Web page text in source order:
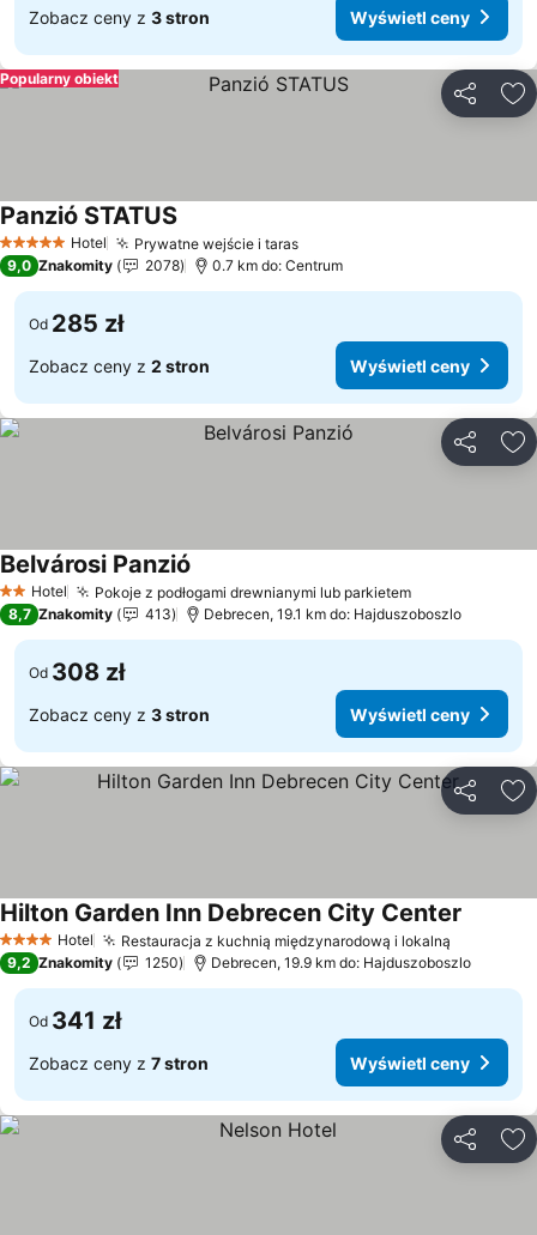
Zobacz ceny z 3 stron Wyświetl ceny
Popularny obiekt
5 KategoriaHotel Prywatne wejście i taras
Panzió STATUS
9,0 Znakomity 2078 0.7 km do: Centrum
Od 285 zł
Zobacz ceny z 2 stron Wyświetl ceny
2 Kategoria
Hotel Pokoje z podłogami drewnianymi lub parkietem
Belvárosi Panzió
8,7 Znakomity 413 Debrecen, 19.1 km do: Hajduszoboszlo
Od 308 zł
Zobacz ceny z 3 stron Wyświetl ceny
4 KategoriaHotel Restauracja z kuchnią międzynarodową i lokalną
Hilton Garden Inn Debrecen City Center
9,2 Znakomity 1250 Debrecen, 19.9 km do: Hajduszoboszlo
Od 341 zł
Zobacz ceny z 7 stron Wyświetl ceny